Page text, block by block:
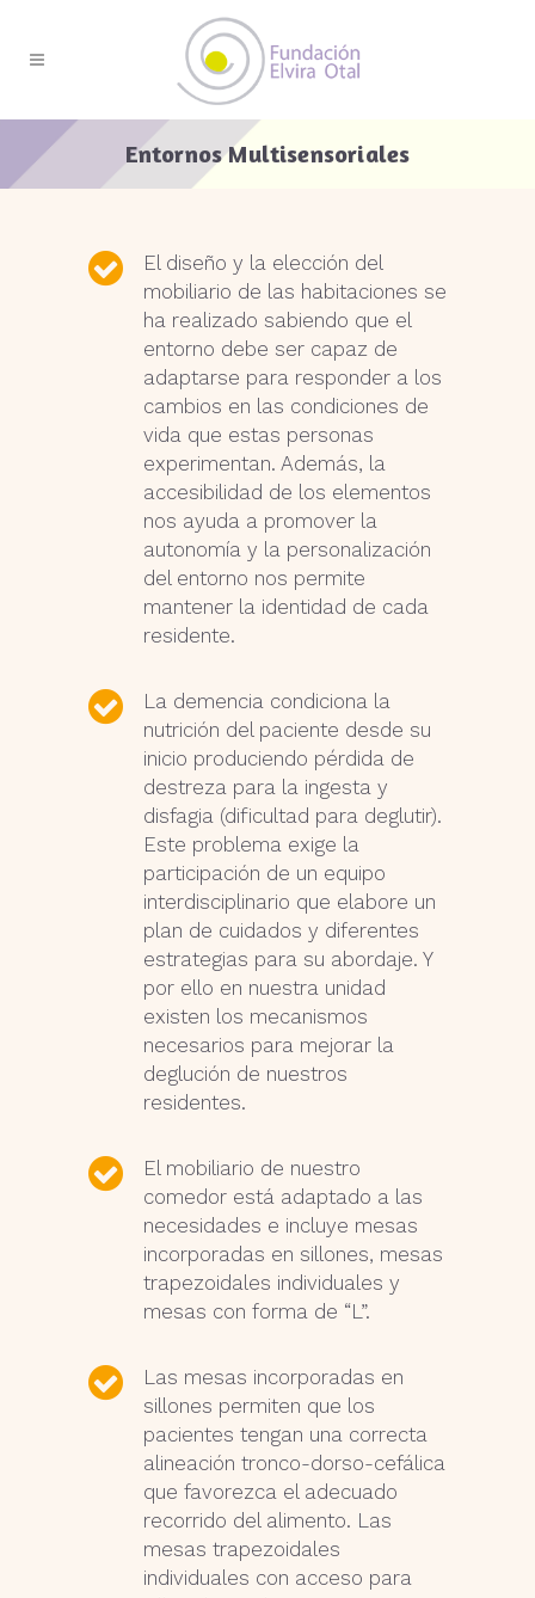
Entornos Multisensoriales
El diseño y la elección del
mobiliario de las habitaciones se
ha realizado sabiendo que el
entorno debe ser capaz de
adaptarse para responder a los
cambios en las condiciones de
vida que estas personas
experimentan. Además, la
accesibilidad de los elementos
nos ayuda a promover la
autonomía y la personalización
del entorno nos permite
mantener la identidad de cada
residente.
La demencia condiciona la
nutrición del paciente desde su
inicio produciendo pérdida de
destreza para la ingesta y
disfagia (dificultad para deglutir).
Este problema exige la
participación de un equipo
interdisciplinario que elabore un
plan de cuidados y diferentes
estrategias para su abordaje. Y
por ello en nuestra unidad
existen los mecanismos
necesarios para mejorar la
deglución de nuestros
residentes.
El mobiliario de nuestro
comedor está adaptado a las
necesidades e incluye mesas
incorporadas en sillones, mesas
trapezoidales individuales y
mesas con forma de “L”.
Las mesas incorporadas en
sillones permiten que los
pacientes tengan una correcta
alineación tronco-dorso-cefálica
que favorezca el adecuado
recorrido del alimento. Las
mesas trapezoidales
individuales con acceso para